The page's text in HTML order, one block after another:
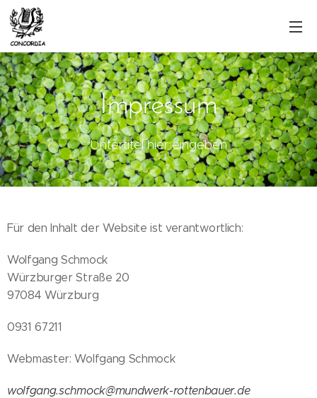
Impressum
Untertitel hier eingeben
Für den Inhalt der Website ist verantwortlich:
Wolfgang Schmock
Würzburger Straße 20
97084 Würzburg
0931 67211
Webmaster: Wolfgang Schmock
wolfgang.schmock@mundwerk-rottenbauer.de